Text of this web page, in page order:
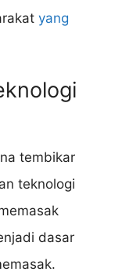
yang
tembikar
teknologi
dasar